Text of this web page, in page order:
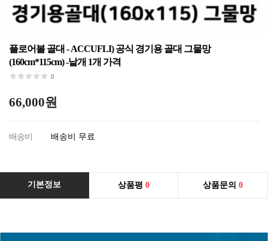
플로어볼 골대 - ACCUFLI) 공식 경기용 골대 그물망
(160cm*115cm) -낱개 1개 가격
0
66,000원
배송비 배송비 무료
기본정보 상품평 0 상품문의 0